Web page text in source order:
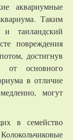
аквариумные
Таким
таиландский
повреждения
достигнув
от основного
в отличие
могут
в семейство